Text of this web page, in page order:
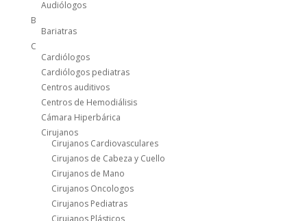
Audiólogos
B
Bariatras
C
Cardiólogos
Cardiólogos pediatras
Centros auditivos
Centros de Hemodiálisis
Cámara Hiperbárica
Cirujanos
Cirujanos Cardiovasculares
Cirujanos de Cabeza y Cuello
Cirujanos de Mano
Cirujanos Oncologos
Cirujanos Pediatras
Cirujanos Plásticos